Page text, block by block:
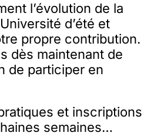
l’évolution de la
d’été et
propre contribution.
dès maintenant de
de participer en
et inscriptions
semaines…